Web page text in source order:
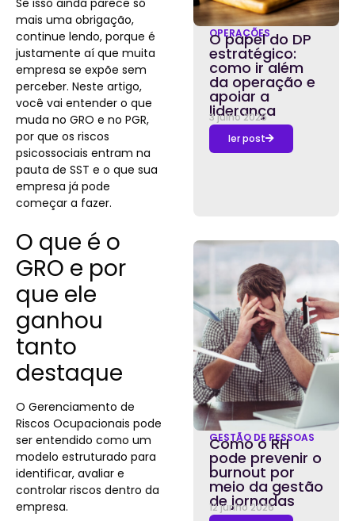
mais uma obrigação,
continue lendo, porque é
justamente aí que muita
empresa se expõe sem
perceber. Neste artigo,
você vai entender o que
muda no GRO e no PGR,
por que os riscos
psicossociais entram na
pauta de SST e o que sua
empresa já pode
começar a fazer.
O que é o
GRO e por
que ele
ganhou
tanto
destaque
O Gerenciamento de
Riscos Ocupacionais pode
ser entendido como um
modelo estruturado para
identificar, avaliar e
controlar riscos dentro da
empresa.
OPERAÇÕES
O papel do DP
estratégico:
como ir além
da operação e
apoiar a
liderança
3 julho 2026
ler post
GESTÃO DE PESSOAS
Como o RH
pode prevenir o
burnout por
meio da gestão
de jornadas
12 junho 2026